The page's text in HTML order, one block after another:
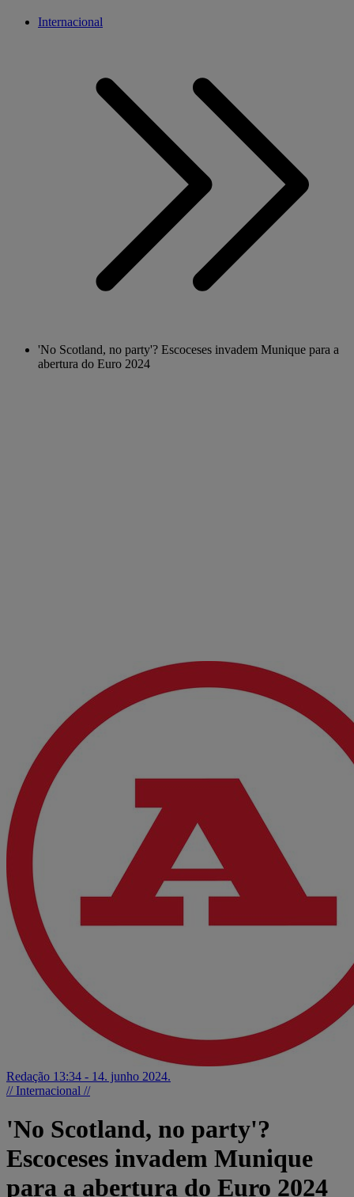
Internacional
'No Scotland, no party'? Escoceses invadem Munique para a
abertura do Euro 2024
Redação 13:34 - 14. junho 2024.
// Internacional //
'No Scotland, no party'?
Escoceses invadem Munique
para a abertura do Euro 2024